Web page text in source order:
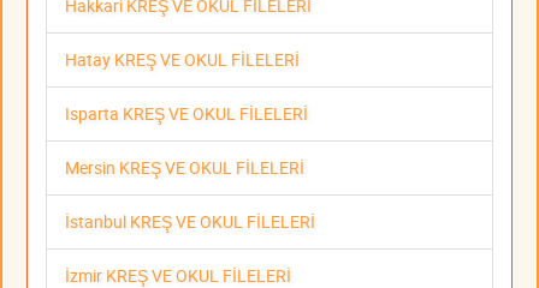
Hakkari KREŞ VE OKUL FİLELERİ
Hatay KREŞ VE OKUL FİLELERİ
Isparta KREŞ VE OKUL FİLELERİ
Mersin KREŞ VE OKUL FİLELERİ
İstanbul KREŞ VE OKUL FİLELERİ
İzmir KREŞ VE OKUL FİLELERİ